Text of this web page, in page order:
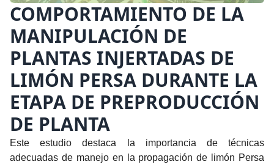
COMPORTAMIENTO DE LA
MANIPULACIÓN DE
PLANTAS INJERTADAS DE
LIMÓN PERSA DURANTE LA
ETAPA DE PREPRODUCCIÓN
DE PLANTA
Este estudio destaca la importancia de técnicas
adecuadas de manejo en la propagación de limón Persa